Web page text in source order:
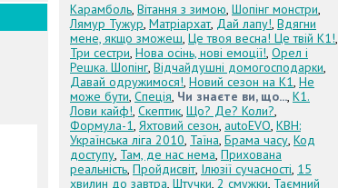
Карамболь, Вітання з зимою, Шопінг монстри,
Лямур Тужур, Матріархат, Дай лапу!, Вдягни
мене, якщо зможеш, Це твоя весна! Це твій К1!,
Три сестри, Нова осінь, нові емоції!, Орел і
Решка. Шопінг, Відчайдушні домогосподарки,
Давай одружимося!, Новий сезон на К1, Не
може бути, Спеція, Чи знаєте ви, що..., К1.
Лови кайф!, Скептик, Що? Де? Коли?,
Формула-1, Яхтовий сезон, autoEVO, КВН:
Українська ліга 2010, Таїна, Брама часу, Код
доступу, Там, де нас нема, Прихована
реальність, Пройдисвіт, Ілюзії сучасності, 15
хвилин до завтра, Штучки, 2 смужки, Таємний